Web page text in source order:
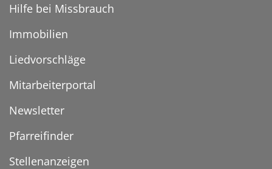
Hilfe bei Missbrauch
Immobilien
Liedvorschläge
Mitarbeiterportal
Newsletter
Pfarreifinder
Stellenanzeigen